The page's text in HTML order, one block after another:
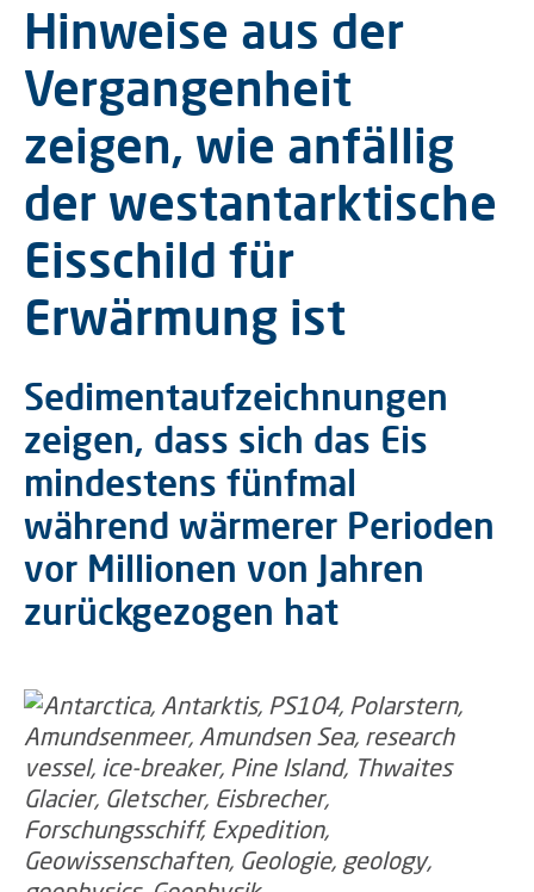
Hinweise aus der
Vergangenheit
zeigen, wie anfällig
der westantarktische
Eisschild für
Erwärmung ist
Sedimentaufzeichnungen
zeigen, dass sich das Eis
mindestens fünfmal
während wärmerer Perioden
vor Millionen von Jahren
zurückgezogen hat